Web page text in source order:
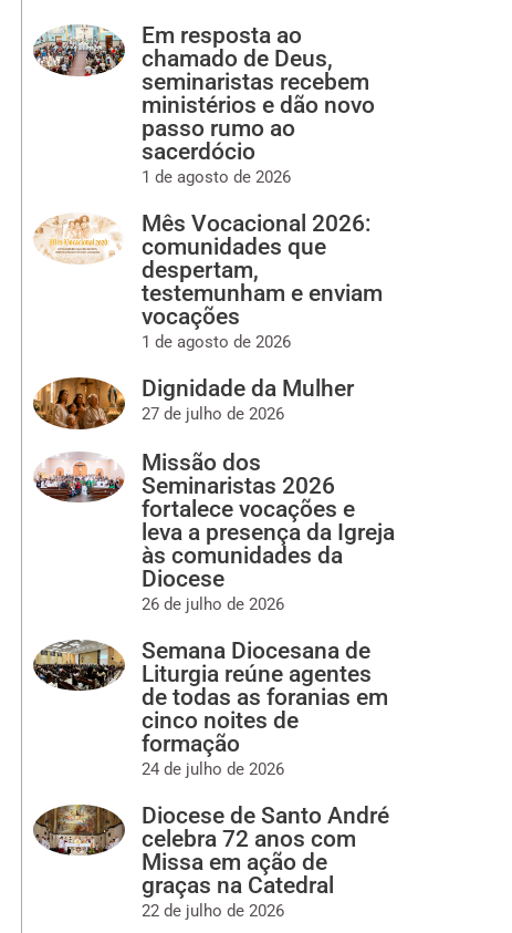
Em resposta ao
chamado de Deus,
seminaristas recebem
ministérios e dão novo
passo rumo ao
sacerdócio
1 de agosto de 2026
Mês Vocacional 2026:
comunidades que
despertam,
testemunham e enviam
vocações
1 de agosto de 2026
Dignidade da Mulher
27 de julho de 2026
Missão dos
Seminaristas 2026
fortalece vocações e
leva a presença da Igreja
às comunidades da
Diocese
26 de julho de 2026
Semana Diocesana de
Liturgia reúne agentes
de todas as foranias em
cinco noites de
formação
24 de julho de 2026
Diocese de Santo André
celebra 72 anos com
Missa em ação de
graças na Catedral
22 de julho de 2026